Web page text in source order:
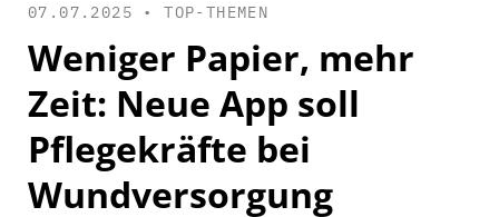
07.07.2025 •TOP-THEMEN
Weniger Papier, mehr
Zeit: Neue App soll
Pflegekräfte bei
Wundversorgung